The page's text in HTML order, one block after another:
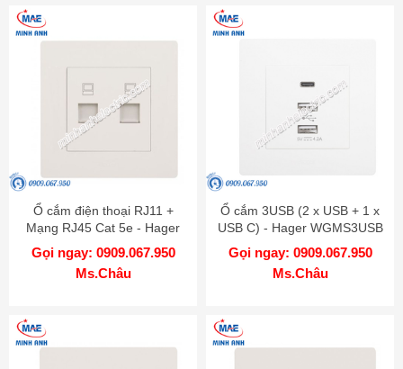
Ổ cắm điện thoại RJ11 +
Mạng RJ45 Cat 5e - Hager
WGMT2RJRJ5
Gọi ngay: 0909.067.950
Ms.Châu
Ổ cắm 3USB (2 x USB + 1 x
USB C) - Hager WGMS3USB
Gọi ngay: 0909.067.950
Ms.Châu